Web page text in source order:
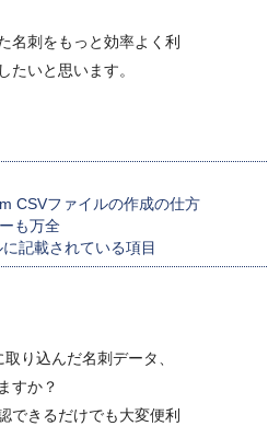
名刺をもっと効率よく利
たいと思います。
CSVファイルの作成の仕方
も万全
記載されている項目
り込んだ名刺データ、
すか？
できるだけでも大変便利